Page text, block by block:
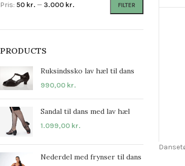
FILTER
Pris: 50 kr. — 3.000 kr.
PRODUCTS
Ruksindssko lav hæl til dans
990,00 kr.
Sandal til dans med lav hæl
1.099,00 kr.
Nederdel med frynser til dans